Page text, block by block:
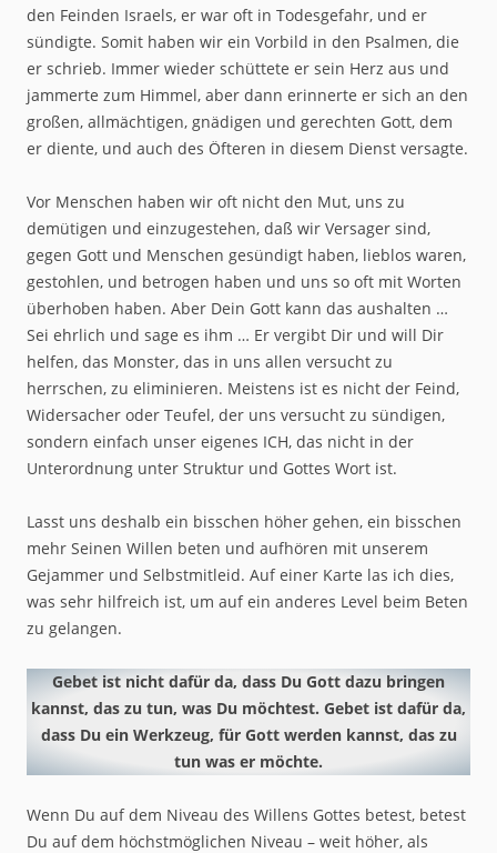
den Feinden Israels, er war oft in Todesgefahr, und er
sündigte. Somit haben wir ein Vorbild in den Psalmen, die
er schrieb. Immer wieder schüttete er sein Herz aus und
jammerte zum Himmel, aber dann erinnerte er sich an den
großen, allmächtigen, gnädigen und gerechten Gott, dem
er diente, und auch des Öfteren in diesem Dienst versagte.
Vor Menschen haben wir oft nicht den Mut, uns zu
demütigen und einzugestehen, daß wir Versager sind,
gegen Gott und Menschen gesündigt haben, lieblos waren,
gestohlen, und betrogen haben und uns so oft mit Worten
überhoben haben. Aber Dein Gott kann das aushalten …
Sei ehrlich und sage es ihm … Er vergibt Dir und will Dir
helfen, das Monster, das in uns allen versucht zu
herrschen, zu eliminieren. Meistens ist es nicht der Feind,
Widersacher oder Teufel, der uns versucht zu sündigen,
sondern einfach unser eigenes ICH, das nicht in der
Unterordnung unter Struktur und Gottes Wort ist.
Lasst uns deshalb ein bisschen höher gehen, ein bisschen
mehr Seinen Willen beten und aufhören mit unserem
Gejammer und Selbstmitleid. Auf einer Karte las ich dies,
was sehr hilfreich ist, um auf ein anderes Level beim Beten
zu gelangen.
Gebet ist nicht dafür da, dass Du Gott dazu bringen
kannst, das zu tun, was Du möchtest. Gebet ist dafür da,
dass Du ein Werkzeug, für Gott werden kannst, das zu
tun was er möchte.
Wenn Du auf dem Niveau des Willens Gottes betest, betest
Du auf dem höchstmöglichen Niveau – weit höher, als